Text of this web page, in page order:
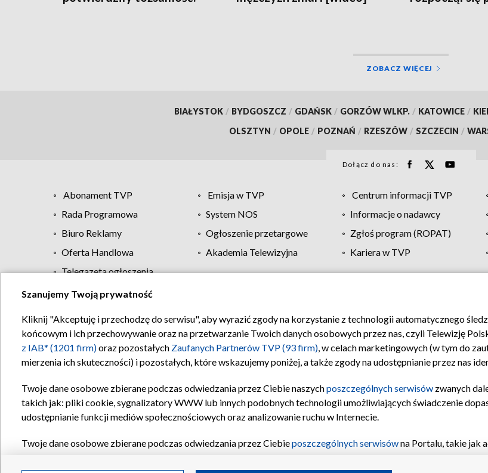
ZOBACZ WIĘCEJ
BIAŁYSTOK / BYDGOSZCZ / GDAŃSK / GORZÓW WLKP. / KATOWICE /
OLSZTYN / OPOLE / POZNAŃ / RZESZÓW / SZCZECIN /
Dołącz do nas:
Abonament TVP Emisja w TVP Centrum informacji TVP
Rada Programowa
System NOS Informacje o nadawcy
Biuro Reklamy
Ogłoszenie przetargowe Zgłoś program (ROPAT)
Oferta Handlowa
Akademia Telewizyjna Kariera w TVP
Telegazeta ogłoszenia
Regulamin TVP Polityka prywatności Moje zgody Pomoc
Szanujemy Twoją prywatność
Kliknij "Akceptuję i przechodzę do serwisu", aby wyrazić zgody na korzystanie z technologii automatycznego
końcowym i ich przechowywanie oraz na przetwarzanie Twoich danych osobowych przez nas, czyli Telewizję
z IAB* (1201 firm)oraz pozostałych Zaufanych Partnerów TVP (93 firm), w celach marketingowych (w tym do
mierzenia ich skuteczności) i pozostałych, które wskazujemy poniżej, a także zgody na udostępnianie przez nas
Twoje dane osobowe zbierane podczas odwiedzania przez Ciebie naszychposzczególnych serwisów zwanych
takich jak: pliki cookie, sygnalizatory WWW lub innych podobnych technologii umożliwiających świadczenie
udostępnianie funkcji mediów społecznościowych oraz analizowanie ruchu w Internecie.
Twoje dane osobowe zbierane podczas odwiedzania przez Ciebieposzczególnych serwisówna Portalu, takie jak